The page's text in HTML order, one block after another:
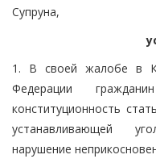
Супруна,
1. В своей жалобе в
Федерации
конституционность
устанавливающей
нарушение